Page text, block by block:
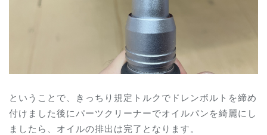
ということで、きっちり規定トルクでドレンボルトを締め
付けました後にパーツクリーナーでオイルパンを綺麗にし
ましたら、オイルの排出は完了となります。